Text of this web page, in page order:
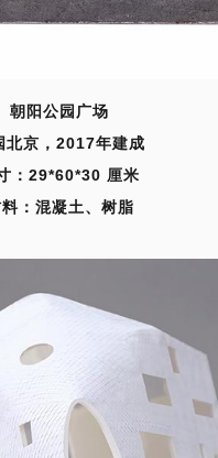
朝阳公园广场
北京，2017年建成
： 29*60*30 厘米
： 混凝土、树脂